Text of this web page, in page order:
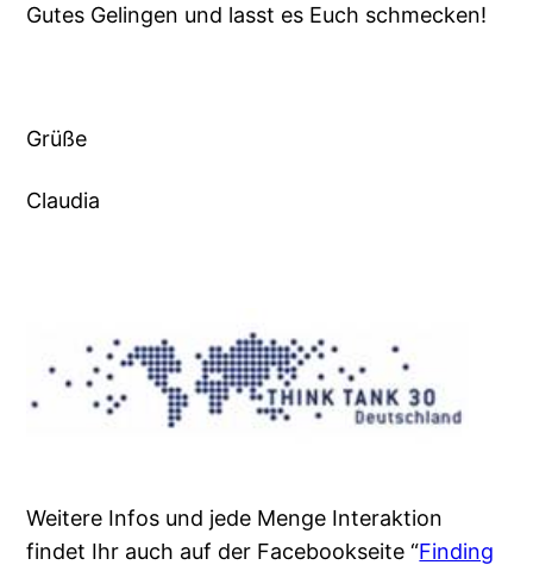
Gutes Gelingen und lasst es Euch schmecken!
Grüße
Claudia
Weitere Infos und jede Menge Interaktion
findet Ihr auch auf der Facebookseite “Finding